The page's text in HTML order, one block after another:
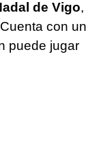
de Vigo,
con un
puede jugar